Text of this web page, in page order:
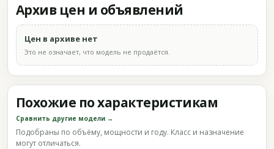
Архив цен и объявлений
Цен в архиве нет
Это не означает, что модель не продаётся.
Похожие по характеристикам
Сравнить другие модели →
Подобраны по объёму, мощности и году. Класс и назначение
могут отличаться.